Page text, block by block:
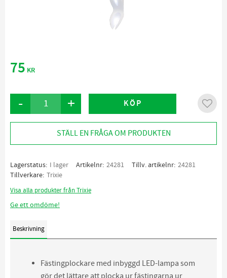
75 KR
+
- KÖP Lägg
STÄLL EN FRÅGA OM PRODUKTEN
Lagerstatus I lager Artikelnr 24281 Tillv. artikelnr 24281
Tillverkare Trixie
Visa alla produkter från Trixie
Ge ett omdöme!
Beskrivning
Fästingplockare med inbyggd LED-lampa som
gör det lättare att plocka ur fästingarna ur